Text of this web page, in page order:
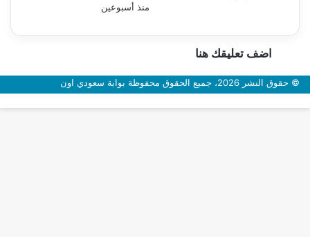
منذ أسبوعين
اضف تعليقك هنا
© حقوق النشر 2026، جميع الحقوق محفوظة بوابة سعودي اون